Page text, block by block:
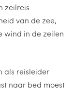
zeilreis
van de zee,
wind in de zeilen
als reisleider
naar bed moest